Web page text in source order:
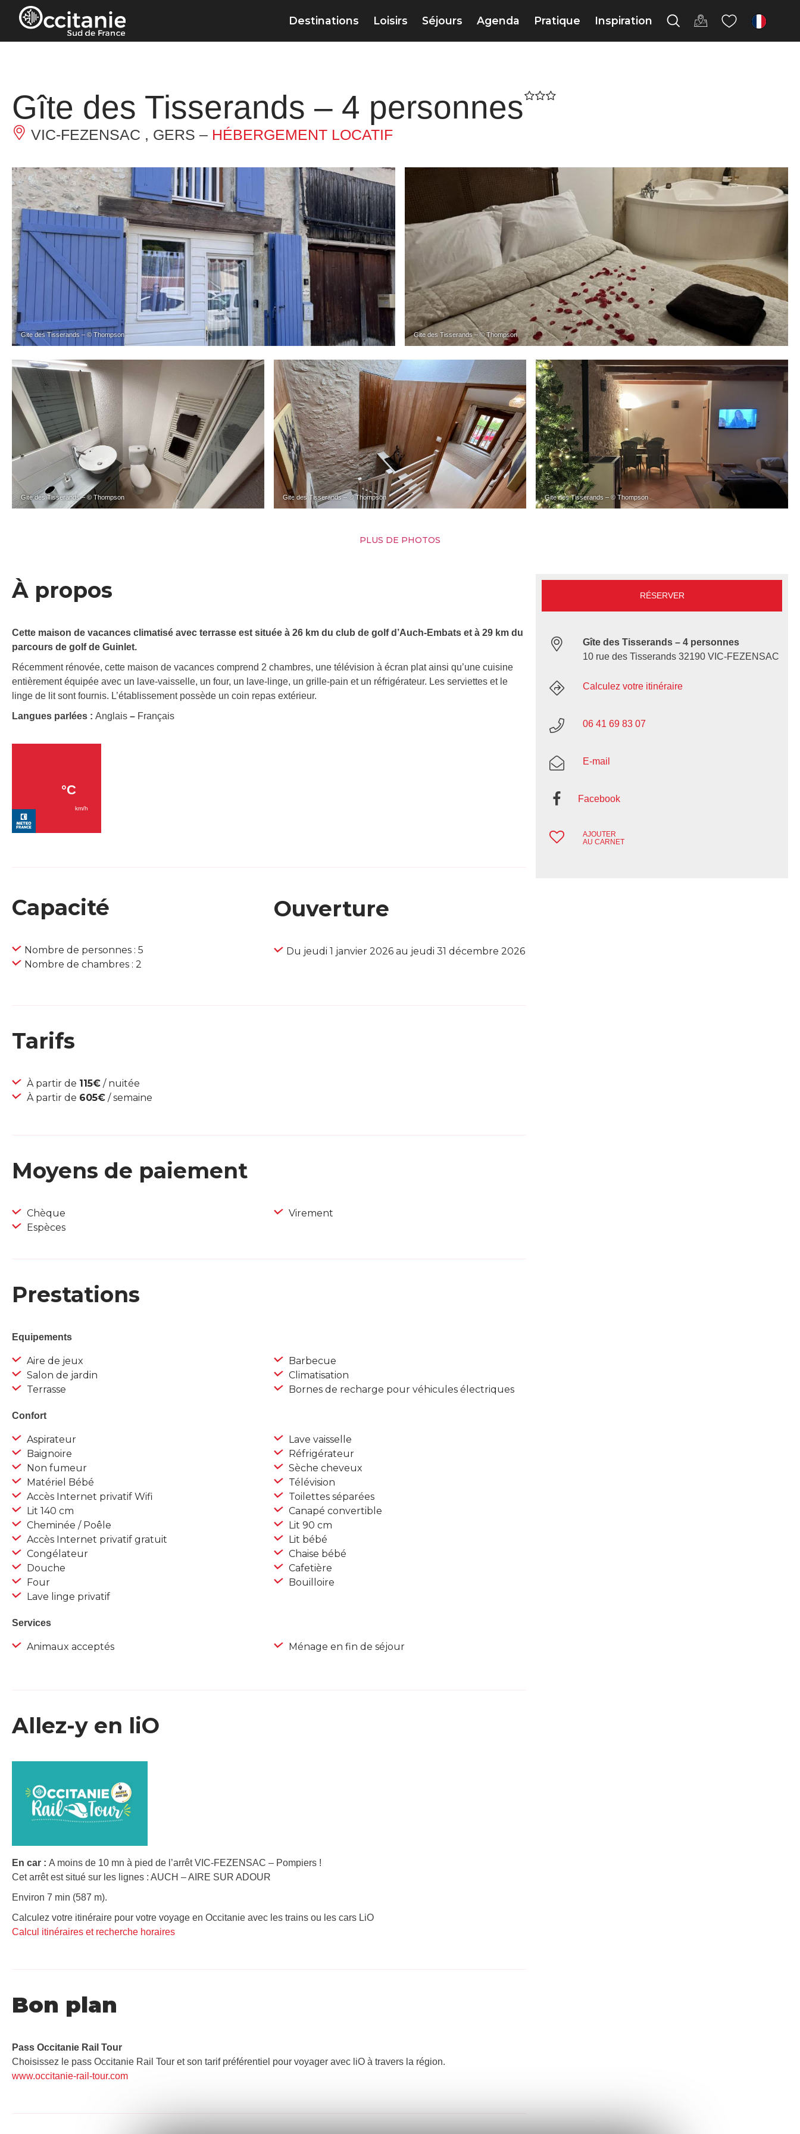
Panneau de gestion des cookies
Destinations Loisirs Séjours Agenda Pratique Inspiration fr
Gîte des Tisserands – 4 personnes
VIC-FEZENSAC , GERS – HÉBERGEMENT LOCATIF
Gite des Tisserands – © Thompson Gite des Tisserands – © Thompson
Gite des Tisserands – © Thompson Gite des Tisserands – © Thompson Gite des Tisserands – © Thompson
PLUS DE PHOTOS
À propos
Cette maison de vacances climatisé avec terrasse est située à 26 km du club de golf d’Auch-Embats et à 29 km du
parcours de golf de Guinlet.
Récemment rénovée, cette maison de vacances comprend 2 chambres, une télévision à écran plat ainsi qu’une cuisine
entièrement équipée avec un lave-vaisselle, un four, un lave-linge, un grille-pain et un réfrigérateur. Les serviettes et le
linge de lit sont fournis. L’établissement possède un coin repas extérieur.
Langues parlées : Anglais – Français
Capacité
Nombre de personnes : 5
Nombre de chambres : 2
Ouverture
Du jeudi 1 janvier 2026 au jeudi 31 décembre 2026
Tarifs
À partir de 115€ / nuitée
À partir de 605€ / semaine
Moyens de paiement
Chèque
Espèces
Virement
Prestations
Equipements
Aire de jeux
Salon de jardin
Terrasse
Barbecue
Climatisation
Bornes de recharge pour véhicules électriques
Confort
Aspirateur
Baignoire
Non fumeur
Matériel Bébé
Accès Internet privatif Wifi
Lit 140 cm
Cheminée / Poêle
Accès Internet privatif gratuit
Congélateur
Douche
Four
Lave linge privatif
Lave vaisselle
Réfrigérateur
Sèche cheveux
Télévision
Toilettes séparées
Canapé convertible
Lit 90 cm
Lit bébé
Chaise bébé
Cafetière
Bouilloire
Services
Animaux acceptés Ménage en fin de séjour
Allez-y en liO
En car : A moins de 10 mn à pied de l’arrêt VIC-FEZENSAC – Pompiers !
Cet arrêt est situé sur les lignes : AUCH – AIRE SUR ADOUR
Environ 7 min (587 m).
Calculez votre itinéraire pour votre voyage en Occitanie avec les trains ou les cars LiO
Calcul itinéraires et recherche horaires
Bon plan
Pass Occitanie Rail Tour​
Choisissez le pass Occitanie Rail Tour et son tarif préférentiel pour voyager avec liO à travers la région.
www.occitanie-rail-tour.com
RÉSERVER
Gîte des Tisserands – 4 personnes
10 rue des Tisserands 32190 VIC-FEZENSAC
Calculez votre itinéraire
06 41 69 83 07
E-mail
Facebook
AJOUTER
AU CARNET